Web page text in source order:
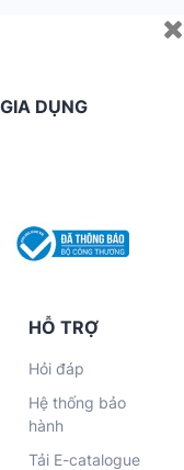
DỤNG
HỖ TRỢ
Hỏi đáp
Hệ thống bảo
hành
Tải E-catalogue